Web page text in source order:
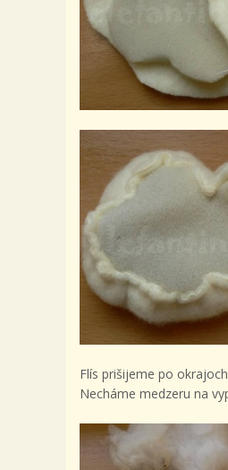
Flís prišijeme po
Necháme medzeru na